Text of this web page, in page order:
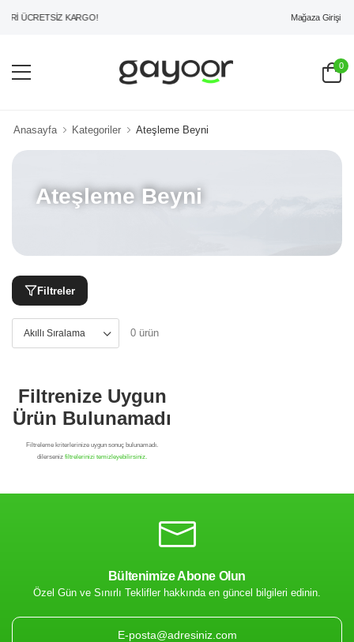
ÜCRETSİZ KARGO! Mağaza Girişi
0
Anasayfa Kategoriler Ateşleme Beyni
Ateşleme Beyni
Filtreler
0 ürün
Bültenimize Abone Olun
Özel Gün ve Sınırlı Teklifler hakkında en güncel bilgileri edinin.